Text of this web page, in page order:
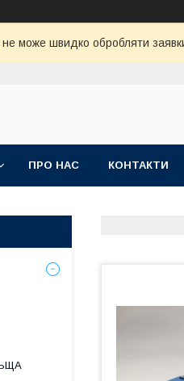
може швидко обробляти
ПРО НАС КОНТАКТИ